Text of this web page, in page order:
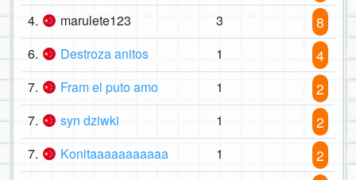
4. marulete123 3 8
6. Destroza anitos 1 4
7. Fram el puto amo 1 2
7. syn dziwki 1 2
7. Konitaaaaaaaaaaa 1 2